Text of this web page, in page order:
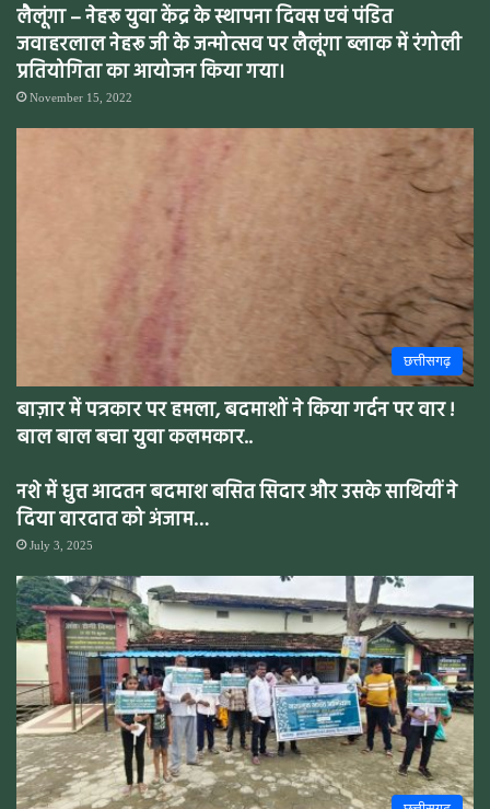
लैलूंगा – नेहरू युवा केंद्र के स्थापना दिवस एवं पंडित
जवाहरलाल नेहरू जी के जन्मोत्सव पर लैलूंगा ब्लाक में रंगोली
प्रतियोगिता का आयोजन किया गया।
November 15, 2022
छत्तीसगढ़
बाज़ार में पत्रकार पर हमला, बदमाशों ने किया गर्दन पर वार !
बाल बाल बचा युवा कलमकार..
नशे में धुत्त आदतन बदमाश बसित सिदार और उसके साथियीं ने
दिया वारदात को अंजाम…
July 3, 2025